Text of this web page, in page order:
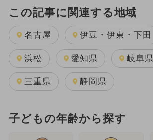
この記事に関連する地域
名古屋 伊豆・伊東・下田
浜松 愛知県 岐阜県
三重県 静岡県
子どもの年齢から探す